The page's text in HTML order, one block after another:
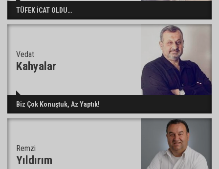
“Liderimize dil uzatmak sizin haddinize değildir”
Adanalı 13 yaşındaki Ela Nur şelalede hayatını
TÜFEK İCAT OLDU…
Vedat
Kahyalar
Biz Çok Konuştuk, Az Yaptık!
Remzi
Yıldırım